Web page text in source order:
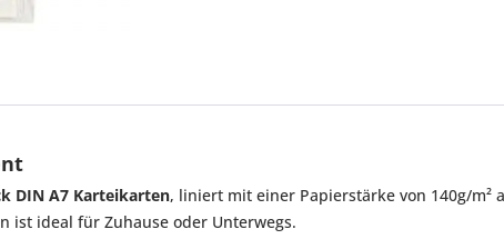
DIN A7 Karteikarten, liniert mit einer Papierstärke von 140g/m²
ist ideal für Zuhause oder Unterwegs.